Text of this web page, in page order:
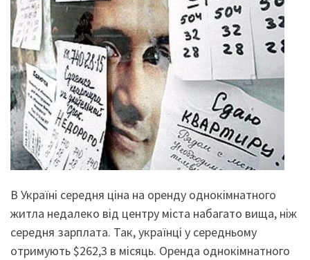
В Україні середня ціна на оренду однокімнатного
житла недалеко від центру міста набагато вища, ніж
середня зарплата. Так, українці у середньому
отримують $262,3 в місяць. Оренда однокімнатного